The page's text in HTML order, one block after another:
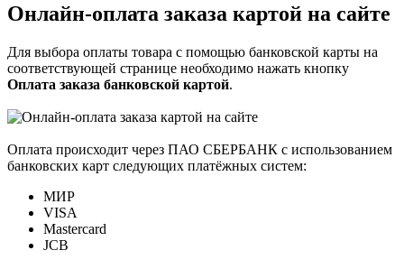
Онлайн-оплата заказа картой на сайте
Для выбора оплаты товара с помощью банковской карты на
соответствующей странице необходимо нажать кнопку
Оплата заказа банковской картой.
Оплата происходит через ПАО СБЕРБАНК с использованием
банковских карт следующих платёжных систем:
МИР
VISA
Mastercard
JCB